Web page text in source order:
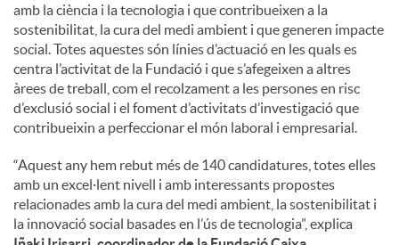
amb la ciència i la tecnologia i que contribueixen a la
sostenibilitat, la cura del medi ambient i que generen impacte
social. Totes aquestes són línies d’actuació en les quals es
centra l’activitat de la Fundació i que s’afegeixen a altres
àrees de treball, com el recolzament a les persones en risc
d’exclusió social i el foment d’activitats d’investigació que
contribueixin a perfeccionar el món laboral i empresarial.
“Aquest any hem rebut més de 140 candidatures, totes elles
amb un excel·lent nivell i amb interessants propostes
relacionades amb la cura del medi ambient, la sostenibilitat i
la innovació social basades en l’ús de tecnologia”, explica